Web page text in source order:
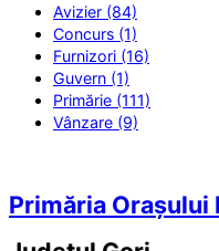
Avizier (84)
Concurs (1)
Furnizori (16)
Guvern (1)
Primărie (111)
Vânzare (9)
Primăria Orașului